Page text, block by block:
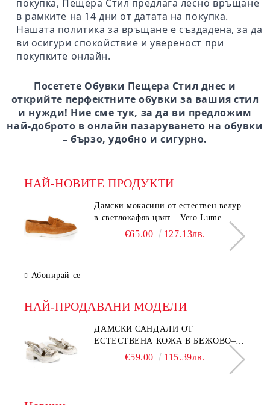
покупка, Пещера Стил предлага лесно връщане
в рамките на 14 дни от датата на покупка.
Нашата политика за връщане е създадена, за да
ви осигури спокойствие и увереност при
покупките онлайн.
Посетете Обувки Пещера Стил днес и
открийте перфектните обувки за вашия стил
и нужди! Ние сме тук, за да ви предложим
най-доброто в онлайн пазаруването на обувки
– бързо, удобно и сигурно.
НАЙ-НОВИТЕ ПРОДУКТИ
Дамски мокасини от естествен велур
в светлокафяв цвят – Vero Lume
€65.00 127.13лв.
Абонирай се
НАЙ-ПРОДАВАНИ МОДЕЛИ
ДАМСКИ САНДАЛИ ОТ
ЕСТЕСТВЕНА КОЖА В БЕЖОВО–
МОДЕЛ NOVA.
€59.00 115.39лв.